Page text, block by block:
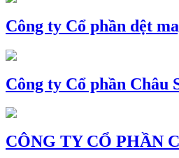
Công ty Cổ phần dệt
Công ty Cổ phần Châu
CÔNG TY CỔ PHẦN